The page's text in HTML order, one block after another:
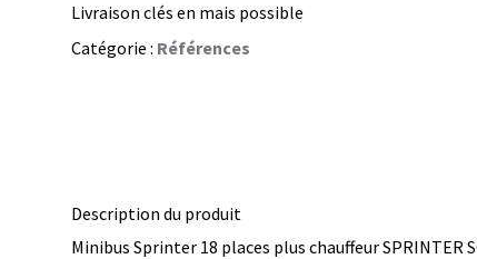
Livraison clés en mais possible
Catégorie : Références
Description du produit
Minibus Sprinter 18 places plus chauffeur SPRINTER